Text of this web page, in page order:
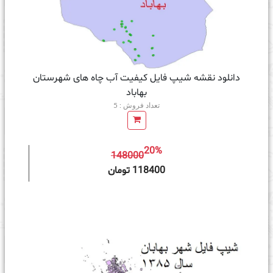
دانلود نقشه شیپ فایل کیفیت آب چاه های شهرستان
بهاباد
تعداد فروش : 5
14800020%
118400 تومان